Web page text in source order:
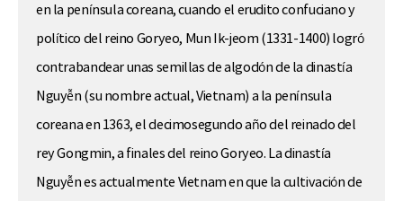
en la península coreana, cuando el erudito confuciano y
político del reino Goryeo, Mun Ik-jeom (1331-1400) logró
contrabandear unas semillas de algodón de la dinastía
Nguyễn (su nombre actual, Vietnam) a la península
coreana en 1363, el decimosegundo año del reinado del
rey Gongmin, a finales del reino Goryeo. La dinastía
Nguyễn es actualmente Vietnam en que la cultivación de